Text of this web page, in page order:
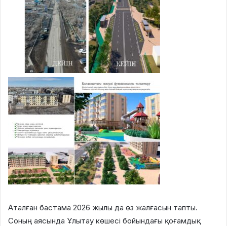
Аталған бастама 2026 жылы да өз жалғасын тапты.
Соның аясында Ұлытау көшесі бойындағы қоғамдық